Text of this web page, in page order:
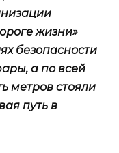
жизни»
безопасности
а по всей
метров стояли
путь в